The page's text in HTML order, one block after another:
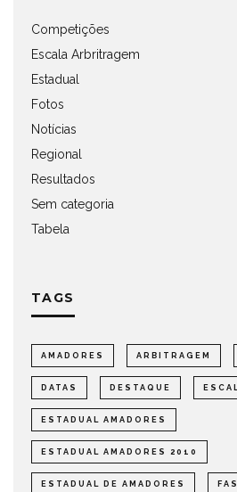
Competições
Escala Arbritragem
Estadual
Fotos
Notícias
Regional
Resultados
Sem categoria
Tabela
TAGS
AMADORES ARBITRAGEM
DATAS DESTAQUE
ESTADUAL AMADORES
ESTADUAL AMADORES 2010
ESTADUAL DE AMADORES